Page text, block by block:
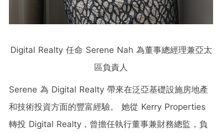
Digital Realty 任命 Serene Nah 為董事總經理兼亞太
區負責人
Serene 為 Digital Realty 帶來在泛亞基礎設施房地產
和技術投資方面的豐富經驗。 她從 Kerry Properties
轉投 Digital Realty，曾擔任執行董事兼財務總監，負